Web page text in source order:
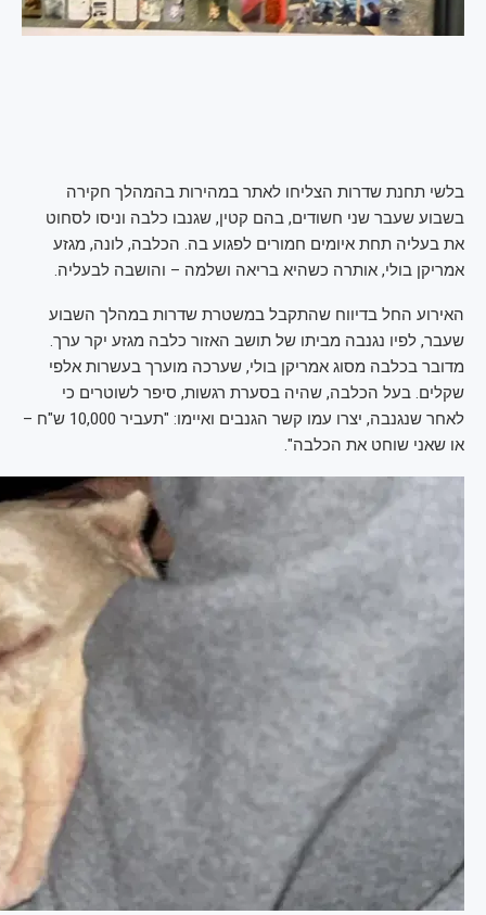
בלשי תחנת שדרות הצליחו לאתר במהירות בהמהלך חקירה
בשבוע שעבר שני חשודים, בהם קטין, שגנבו כלבה וניסו לסחוט
את בעליה תחת איומים חמורים לפגוע בה. הכלבה, לונה, מגזע
אמריקן בולי, אותרה כשהיא בריאה ושלמה – והושבה לבעליה.
האירוע החל בדיווח שהתקבל במשטרת שדרות במהלך השבוע
שעבר, לפיו נגנבה מביתו של תושב האזור כלבה מגזע יקר ערך.
מדובר בכלבה מסוג אמריקן בולי, שערכה מוערך בעשרות אלפי
שקלים. בעל הכלבה, שהיה בסערת רגשות, סיפר לשוטרים כי
לאחר שנגנבה, יצרו עמו קשר הגנבים ואיימו: "תעביר 10,000 ש"ח –
או שאני שוחט את הכלבה".